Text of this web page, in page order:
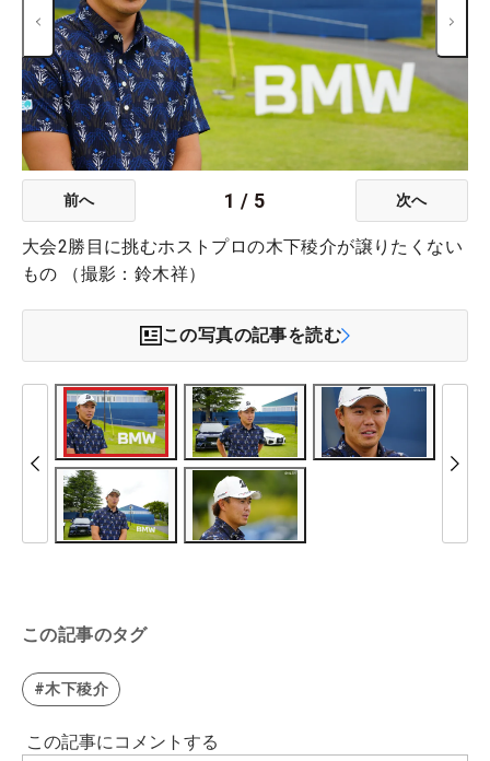
前へ 1 / 5 次へ
大会2勝目に挑むホストプロの木下稜介が譲りたくない
もの （撮影：鈴木祥）
この写真の記事を読む
この記事のタグ
#木下稜介